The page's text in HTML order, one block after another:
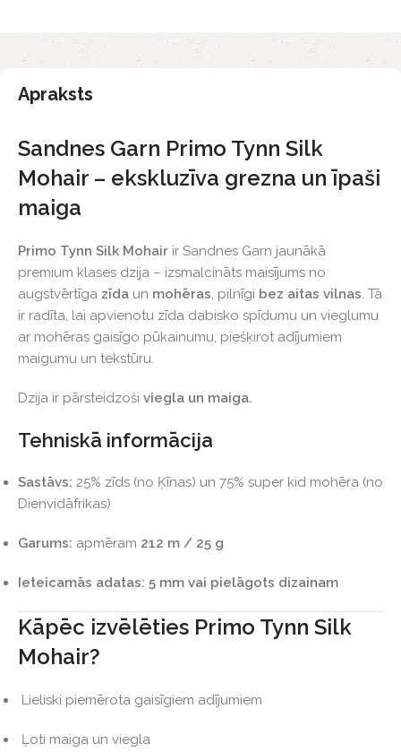
Apraksts
Sandnes Garn Primo Tynn Silk
Mohair – ekskluzīva grezna un īpaši
maiga
Primo Tynn Silk Mohair ir Sandnes Garn jaunākā
premium klases dzija – izsmalcināts maisījums no
augstvērtīga zīda un mohēras , pilnīgi bez aitas vilnas . Tā
ir radīta, lai apvienotu zīda dabisko spīdumu un vieglumu
ar mohēras gaisīgo pūkainumu, piešķirot adījumiem
maigumu un tekstūru.
Dzija ir pārsteidzoši viegla un maiga.
Tehniskā informācija
Sastāvs: 25% zīds (no Ķīnas) un 75% super kid mohēra (no
Dienvidāfrikas)
Garums: apmēram 212 m / 25 g
Ieteicamās adatas: 5 mm vai pielāgots dizainam
Kāpēc izvēlēties Primo Tynn Silk
Mohair?
Lieliski piemērota gaisīgiem adījumiem
Ļoti maiga un viegla